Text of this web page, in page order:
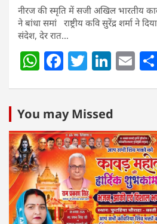
नीरज की स्मृति में सजी अखिल भारतीय
ने बांधा समां राष्ट्रीय कवि सुरेंद्र शर्मा ने
संदेश, देर रात…
W
s
A
p
p
F
e
b
o
o
k
T
er
Li
e
dI
n
E
You may Missed